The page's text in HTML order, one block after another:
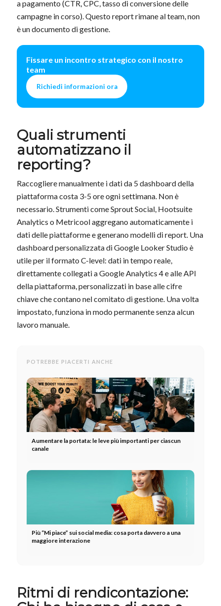
a pagamento (CTR, CPC, tasso di conversione delle
campagne in corso). Questo report rimane al team, non
è un documento di gestione.
Fissare un incontro strategico con il nostro
team
Richiedi informazioni ora
Quali strumenti
automatizzano il
reporting?
Raccogliere manualmente i dati da 5 dashboard della
piattaforma costa 3-5 ore ogni settimana. Non è
necessario. Strumenti come Sprout Social, Hootsuite
Analytics o Metricool aggregano automaticamente i
dati delle piattaforme e generano modelli di report. Una
dashboard personalizzata di Google Looker Studio è
utile per il formato C-level: dati in tempo reale,
direttamente collegati a Google Analytics 4 e alle API
della piattaforma, personalizzati in base alle cifre
chiave che contano nel comitato di gestione. Una volta
impostato, funziona in modo permanente senza alcun
lavoro manuale.
POTREBBE PIACERTI ANCHE
Aumentare la portata: le leve più importanti per ciascun
canale
Più “Mi piace” sui social media: cosa porta davvero a una
maggiore interazione
Ritmi di rendicontazione: